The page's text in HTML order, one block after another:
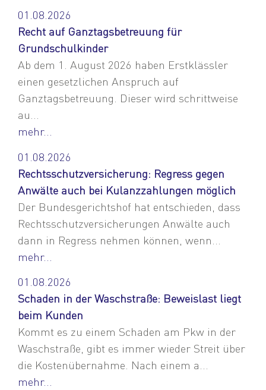
01.08.2026
Recht auf Ganztagsbetreuung für
Grundschulkinder
Ab dem 1. August 2026 haben Erstklässler
einen gesetzlichen Anspruch auf
Ganztagsbetreuung. Dieser wird schrittweise
au...
mehr...
01.08.2026
Rechtsschutzversicherung: Regress gegen
Anwälte auch bei Kulanzzahlungen möglich
Der Bundesgerichtshof hat entschieden, dass
Rechtsschutzversicherungen Anwälte auch
dann in Regress nehmen können, wenn...
mehr...
01.08.2026
Schaden in der Waschstraße: Beweislast liegt
beim Kunden
Kommt es zu einem Schaden am Pkw in der
Waschstraße, gibt es immer wieder Streit über
die Kostenübernahme. Nach einem a...
mehr...